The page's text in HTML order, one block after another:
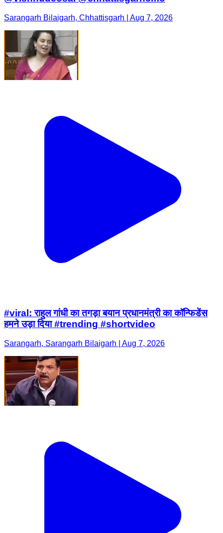
Sarangarh Bilaigarh, Chhattisgarh | Aug 7, 2026
#viral: राहुल गांधी का तगड़ा बयान प्रधानमंत्री का कॉन्फिडेंस
हमने उड़ा दिया #trending #shortvideo
Sarangarh, Sarangarh Bilaigarh | Aug 7, 2026